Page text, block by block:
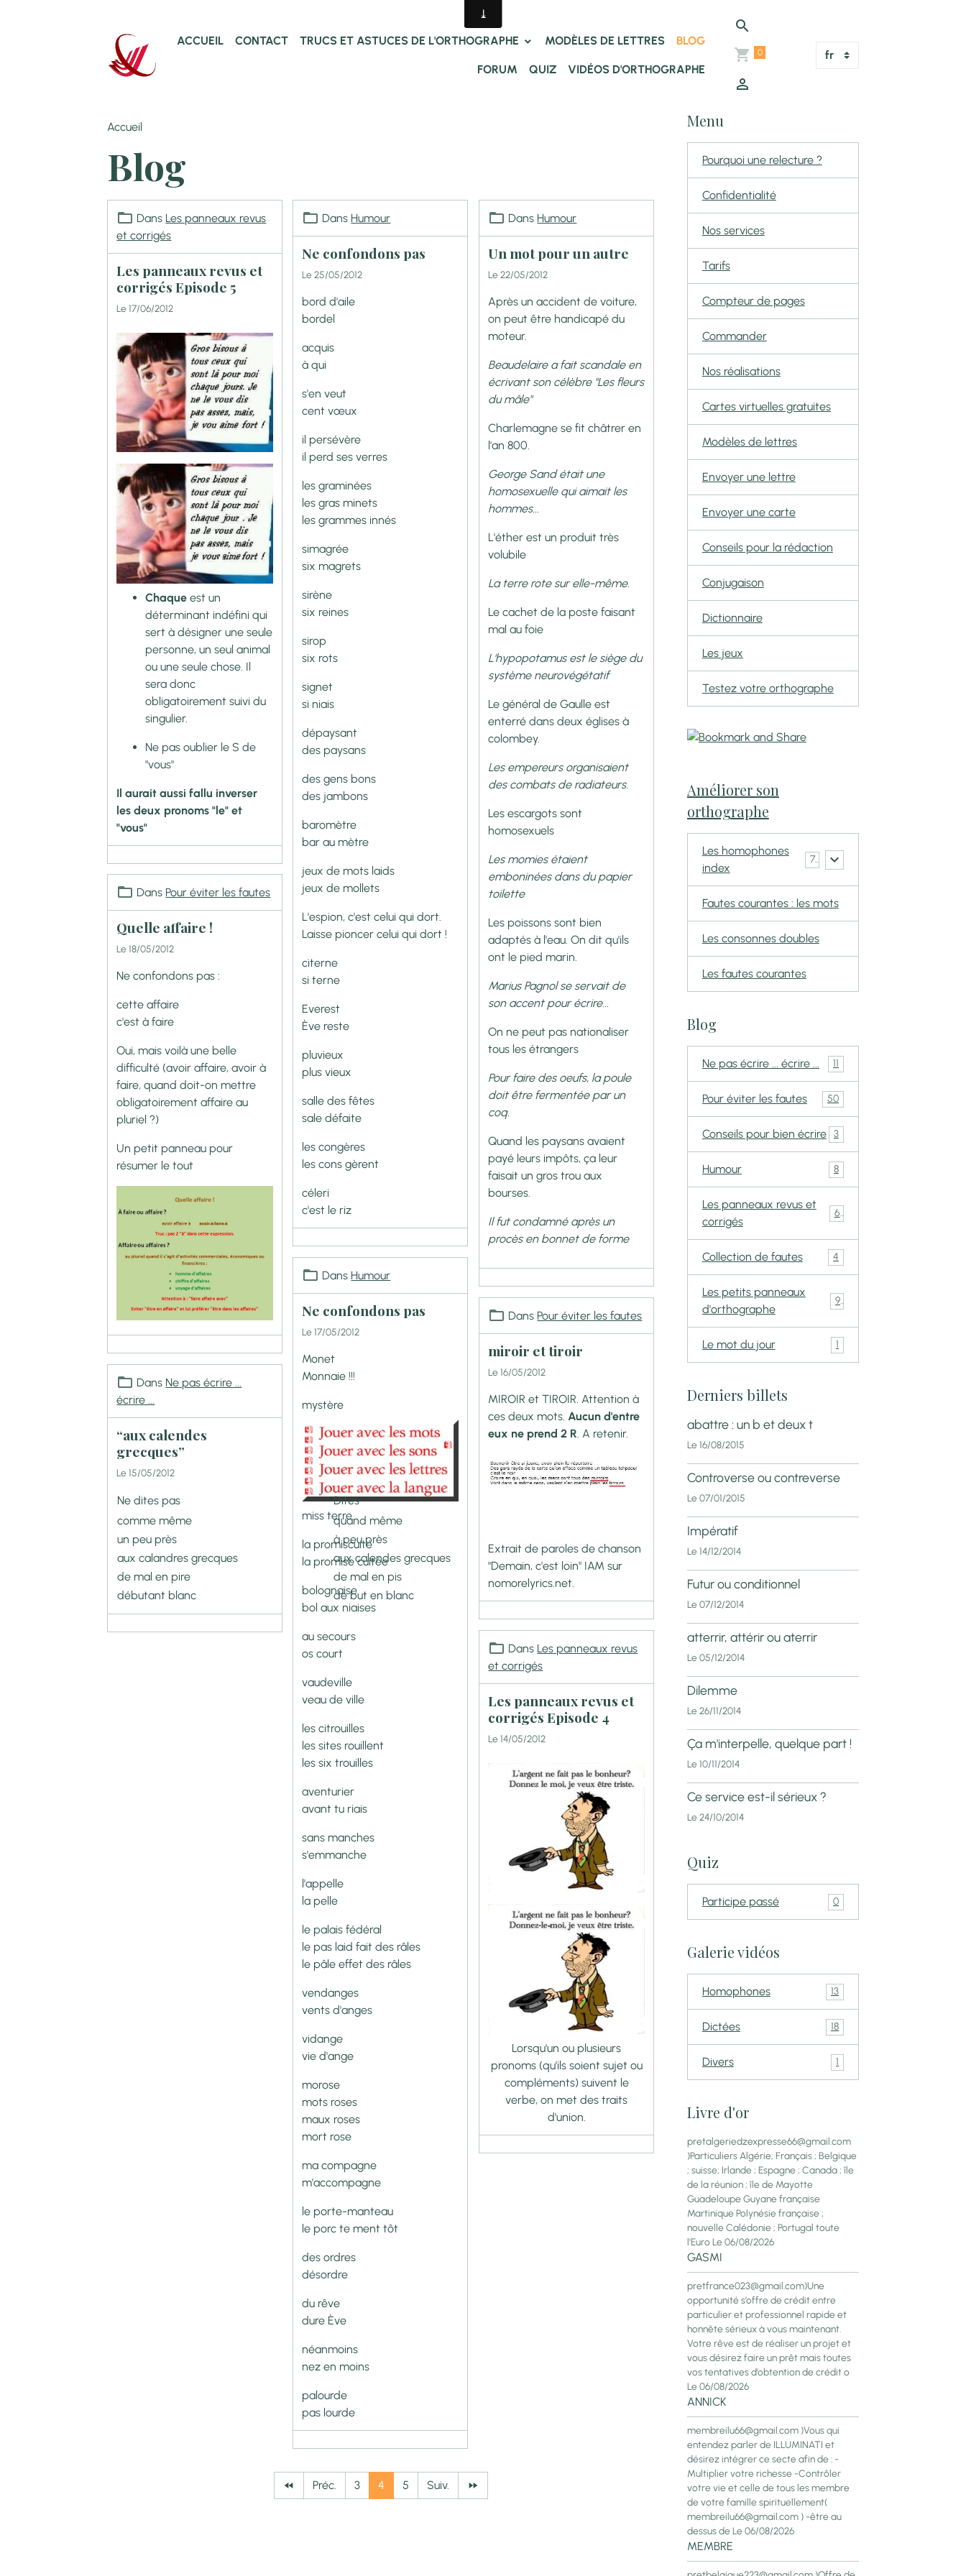
ACCUEIL CONTACT TRUCS ET ASTUCES DE L'ORTHOGRAPHE MODÈLES DE LETTRES BLOG
FORUM QUIZ VIDÉOS D'ORTHOGRAPHE
0
Accueil
Blog
Dans Les panneaux revus
et corrigés
Les panneaux revus et
corrigés Episode 5
Le 17/06/2012
Chaque est un
déterminant indéfini qui
sert à désigner une seule
personne, un seul animal
ou une seule chose. Il
sera donc
obligatoirement suivi du
singulier.
Ne pas oublier le S de
"vous"
Il aurait aussi fallu inverser
les deux pronoms "le" et
"vous"
Dans Humour
Ne confondons pas
Le 25/05/2012
bord d'aile
bordel
acquis
à qui
s'en veut
cent vœux
il persévère
il perd ses verres
les graminées
les gras minets
les grammes innés
simagrée
six magrets
sirène
six reines
sirop
six rots
signet
si niais
dépaysant
des paysans
des gens bons
des jambons
baromètre
bar au mètre
jeux de mots laids
jeux de mollets
L'espion, c'est celui qui dort.
Laisse pioncer celui qui dort !
citerne
si terne
Everest
Ève reste
pluvieux
plus vieux
salle des fêtes
sale défaite
les congères
les cons gèrent
céleri
c'est le riz
Dans Humour
Un mot pour un autre
Le 22/05/2012
Après un accident de voiture,
on peut être handicapé du
moteur.
Beaudelaire a fait scandale en
écrivant son célèbre "Les fleurs
du mâle"
Charlemagne se fit châtrer en
l'an 800.
George Sand était une
homosexuelle qui aimait les
hommes...
L'éther est un produit très
volubile
La terre rote sur elle-même.
Le cachet de la poste faisant
mal au foie
L'hypopotamus est le siège du
système neurovégétatif
Le général de Gaulle est
enterré dans deux églises à
colombey.
Les empereurs organisaient
des combats de radiateurs.
Les escargots sont
homosexuels
Les momies étaient
emboninées dans du papier
toilette
Les poissons sont bien
adaptés à l'eau. On dit qu'ils
ont le pied marin.
Marius Pagnol se servait de
son accent pour écrire...
On ne peut pas nationaliser
tous les étrangers
Pour faire des oeufs, la poule
doit être fermentée par un
coq.
Quand les paysans avaient
payé leurs impôts, ça leur
faisait un gros trou aux
bourses.
Il fut condamné après un
procès en bonnet de forme
Dans Pour éviter les fautes
Quelle affaire !
Le 18/05/2012
Ne confondons pas :
cette affaire
c'est à faire
Oui, mais voilà une belle
difficulté (avoir affaire, avoir à
faire, quand doit-on mettre
obligatoirement affaire au
pluriel ?)
Un petit panneau pour
résumer le tout
Dans Humour
Ne confondons pas
Le 17/05/2012
Monet
Monnaie !!!
mystère
miss terre
la promiscuité
la promise cuitée
bolognaise
bol aux niaises
au secours
os court
vaudeville
veau de ville
les citrouilles
les sites rouillent
les six trouilles
aventurier
avant tu riais
sans manches
s'emmanche
l'appelle
la pelle
le palais fédéral
le pas laid fait des râles
le pâle effet des râles
vendanges
vents d'anges
vidange
vie d'ange
morose
mots roses
maux roses
mort rose
ma compagne
m'accompagne
le porte-manteau
le porc te ment tôt
des ordres
désordre
du rêve
dure Ève
néanmoins
nez en moins
palourde
pas lourde
Dans Pour éviter les fautes
miroir et tiroir
Le 16/05/2012
MIROIR et TIROIR. Attention à
ces deux mots.Aucun d'entre
eux ne prend 2 R. A retenir.
Extrait de paroles de chanson
"Demain, c'est loin" IAM sur
nomorelyrics.net.
Dans Ne pas écrire ...
écrire ...
“aux calendes
grecques”
Le 15/05/2012
Ne dites pas
Dites
comme même
quand même
un peu près
à peu près
aux calandres grecques
aux calendes grecques
de mal en pire
de mal en pis
débutant blanc
de but en blanc
Dans Les panneaux revus
et corrigés
Les panneaux revus et
corrigés Episode 4
Le 14/05/2012
Lorsqu'un ou plusieurs
pronoms (qu'ils soient sujet ou
compléments) suivent le
verbe, on metdes traits
d'union.
Préc. 3 4 5 Suiv.
Menu
Pourquoi une relecture ?
Confidentialité
Nos services
Tarifs
Compteur de pages
Commander
Nos réalisations
Cartes virtuelles gratuites
Modèles de lettres
Envoyer une lettre
Envoyer une carte
Conseils pour la rédaction
Conjugaison
Dictionnaire
Les jeux
Testez votre orthographe
Améliorer son
orthographe
Les homophones
index
7
Fautes courantes : les mots
Les consonnes doubles
Les fautes courantes
Blog
Ne pas écrire ... écrire ... 11
Pour éviter les fautes 50
Conseils pour bien écrire 3
Humour 8
Les panneaux revus et
corrigés
6
Collection de fautes 4
Les petits panneaux
d'orthographe
9
Le mot du jour 1
Derniers billets
abattre : un b et deux t
Le 16/08/2015
Controverse ou contreverse
Le 07/01/2015
Impératif
Le 14/12/2014
Futur ou conditionnel
Le 07/12/2014
atterrir, attérir ou aterrir
Le 05/12/2014
Dilemme
Le 26/11/2014
Ça m'interpelle, quelque part !
Le 10/11/2014
Ce service est-il sérieux ?
Le 24/10/2014
Quiz
Participe passé 0
Galerie vidéos
Homophones 13
Dictées 18
Divers 1
Livre d'or
pretalgeriedzexpresse66@gmail.com
)Particuliers Algérie; Français ; Belgique
; suisse; Irlande ; Espagne ; Canada ; île
de la réunion ; île de Mayotte
Guadeloupe Guyane française
Martinique Polynésie française ;
nouvelle Calédonie ; Portugal toute
l'Euro Le 06/08/2026
GASMI
pretfrance023@gmail.com)Une
opportunité s’offre de crédit entre
particulier et professionnel rapide et
honnête sérieux à vous maintenant.
Votre rêve est de réaliser un projet et
vous désirez faire un prêt mais toutes
vos tentatives d’obtention de crédit o
Le 06/08/2026
ANNICK
membreilu66@gmail.com )Vous qui
entendez parler de ILLUMINATI et
désirez intégrer ce secte afin de : -
Multiplier votre richesse -Contrôler
votre vie et celle de tous les membre
de votre famille spirituellement(
membreilu66@gmail.com ) -être au
dessus deLe 06/08/2026
MEMBRE